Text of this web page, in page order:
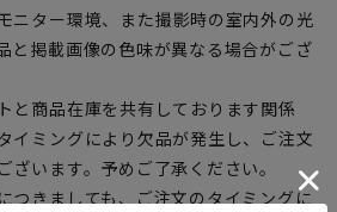
ニター環境、また撮影時の室内外の光
と掲載画像の色味が異なる場合がござ
と商品在庫を共有しております関係
イミングにより欠品が発生し、ご注文
ざいます。予めご了承ください。
つきましても、ご注文のタイミングに